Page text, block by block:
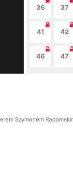
36 37
41 42
46 47
Szymonem